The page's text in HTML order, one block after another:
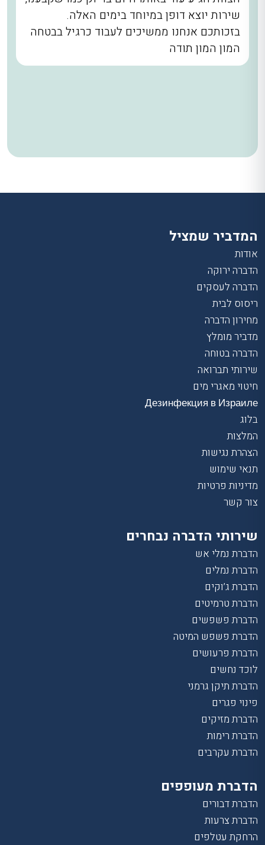
שירות יוצא דופן במיוחד בימים האלה.
בזכותכם אנחנו ממשיכים לעבוד כרגיל בבטחה
המון המון תודה
המדביר שמציל
אודות
הדברה ירוקה
הדברה לעסקים
ריסוס לבית
מחירון הדברה
מדביר מומלץ
הדברה בטוחה
שירותי תברואה
חיטוי מאגרי מים
Дезинфекция в Израиле
בלוג
המלצות
הצהרת נגישות
תנאי שימוש
מדיניות פרטיות
צור קשר
שירותי הדברה נבחרים
הדברת נמלי אש
הדברת נמלים
הדברת ג’וקים
הדברת טרמיטים
הדברת פשפשים
הדברת פשפש המיטה
הדברת פרעושים
לוכד נחשים
הדברת תיקן גרמני
פינוי פגרים
הדברת מזיקים
הדברת רימות
הדברת עקרבים
הדברת מעופפים
הדברת דבורים
הדברת צרעות
הרחקת עטלפים